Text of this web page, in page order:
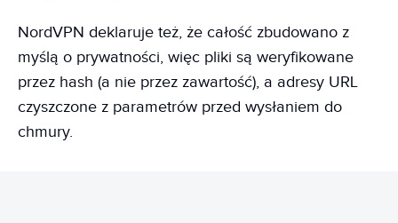
NordVPN deklaruje też, że całość zbudowano z
myślą o prywatności, więc pliki są weryfikowane
przez hash (a nie przez zawartość), a adresy URL
czyszczone z parametrów przed wysłaniem do
chmury.